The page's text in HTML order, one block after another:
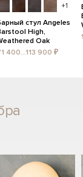
+1
стул Angeles
High,
Oak
400...113 900 ₽